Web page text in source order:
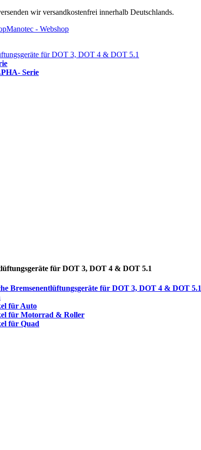
wir versandkostenfrei innerhalb Deutschlands.
Manotec - Webshop
für DOT 3, DOT 4 & DOT 5.1
Serie
für DOT 3, DOT 4 & DOT 5.1
Bremsenentlüftungsgeräte für DOT 3, DOT 4 & DOT 5.1
für Auto
für Motorrad & Roller
für Quad